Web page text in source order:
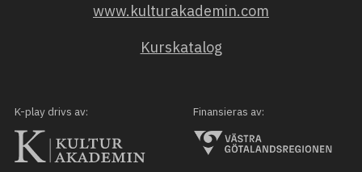
www.kulturakademin.com
Kurskatalog
K-play drivs av: Finansieras av: